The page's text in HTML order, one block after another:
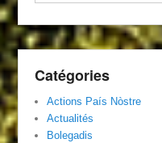
Catégories
Actions País Nòstre
Actualités
Bolegadis